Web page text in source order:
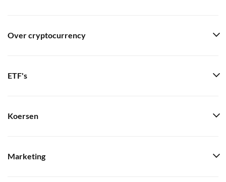
Over cryptocurrency
ETF's
Koersen
Marketing